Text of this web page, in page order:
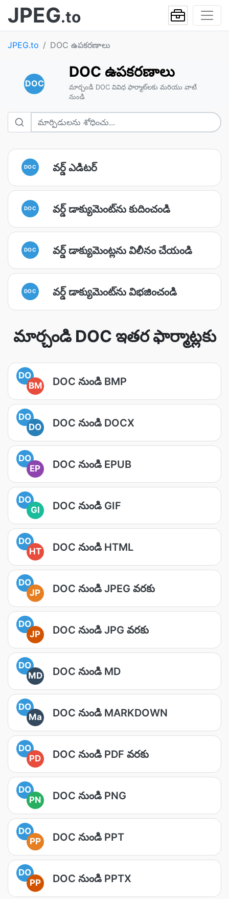
JPEG.to
JPEG.to DOC ఉపకరణాలు
DOC
DOC ఉపకరణాలు
మార్చండి DOC వివిధ ఫార్మాట్‌లకు మరియు వాటి
నుండి
DOC వర్డ్ ఎడిటర్
DOC వర్డ్ డాక్యుమెంట్‌ను కుదించండి
DOC వర్డ్ డాక్యుమెంట్లను విలీనం చేయండి
DOC వర్డ్ డాక్యుమెంట్‌ను విభజించండి
మార్చండి DOC ఇతర ఫార్మాట్లకు
DO
BM
DOC నుండి BMP
DO
DO
DOC నుండి DOCX
DO
EP
DOC నుండి EPUB
DO
GI
DOC నుండి GIF
DO
HT
DOC నుండి HTML
DO
JP
DOC నుండి JPEG వరకు
DO
JP
DOC నుండి JPG వరకు
DO
MD
DOC నుండి MD
DO
Ma
DOC నుండి MARKDOWN
DO
PD
DOC నుండి PDF వరకు
DO
PN
DOC నుండి PNG
DO
PP
DOC నుండి PPT
DO
PP
DOC నుండి PPTX